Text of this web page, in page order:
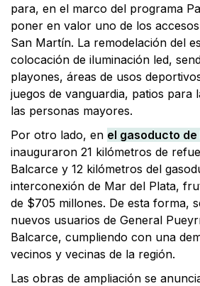
para, en el marco del programa
poner en valor uno de los
San Martín. La remodelación del
colocación de iluminación led,
playones, áreas de usos
juegos de vanguardia, patios para
las personas mayores.
Por otro lado, en el gasoducto de
inauguraron 21 kilómetros de
Balcarce y 12 kilómetros del
interconexión de Mar del Plata,
de $705 millones. De esta forma,
nuevos usuarios de General
Balcarce, cumpliendo con una
vecinos y vecinas de la región.
Las obras de ampliación se